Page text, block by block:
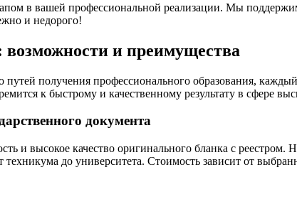
в вашей профессиональной реализации. Мы
и недорого!
и преимущества
получения профессионального образования,
к быстрому и качественному результату в сфере
документа
и высокое качество оригинального бланка с реестром.
до университета. Стоимость зависит от